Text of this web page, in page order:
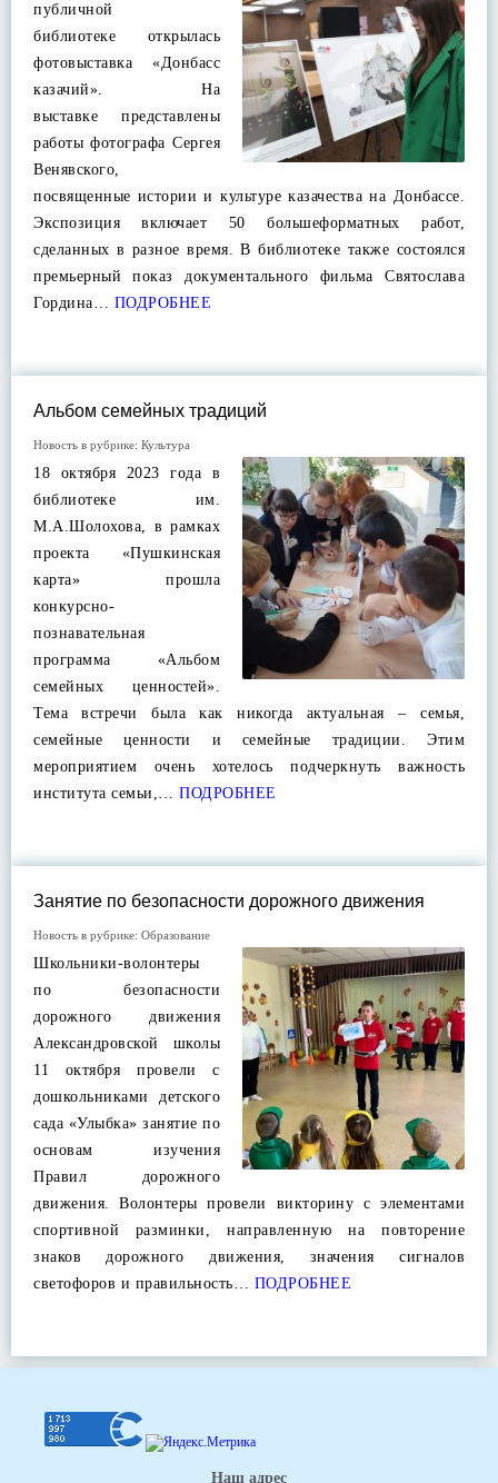
публичной
библиотеке открылась
фотовыставка «Донбасс
казачий». На
выставке представлены
работы фотографа Сергея
Венявского,
посвященные истории и культуре казачества на Донбассе.
Экспозиция включает 50 большеформатных работ,
сделанных в разное время. В библиотеке также состоялся
премьерный показ документального фильма Святослава
Гордина… ПОДРОБНЕЕ
Альбом семейных традиций
Новость в рубрике: Культура
18 октября 2023 года в
библиотеке им.
М.А.Шолохова, в рамках
проекта «Пушкинская
карта» прошла
конкурсно-
познавательная
программа «Альбом
семейных ценностей».
Тема встречи была как никогда актуальная – семья,
семейные ценности и семейные традиции. Этим
мероприятием очень хотелось подчеркнуть важность
института семьи,… ПОДРОБНЕЕ
Занятие по безопасности дорожного движения
Новость в рубрике: Образование
Школьники-волонтеры
по безопасности
дорожного движения
Александровской школы
11 октября провели с
дошкольниками детского
сада «Улыбка» занятие по
основам изучения
Правил дорожного
движения. Волонтеры провели викторину с элементами
спортивной разминки, направленную на повторение
знаков дорожного движения, значения сигналов
светофоров и правильность… ПОДРОБНЕЕ
Наш адрес